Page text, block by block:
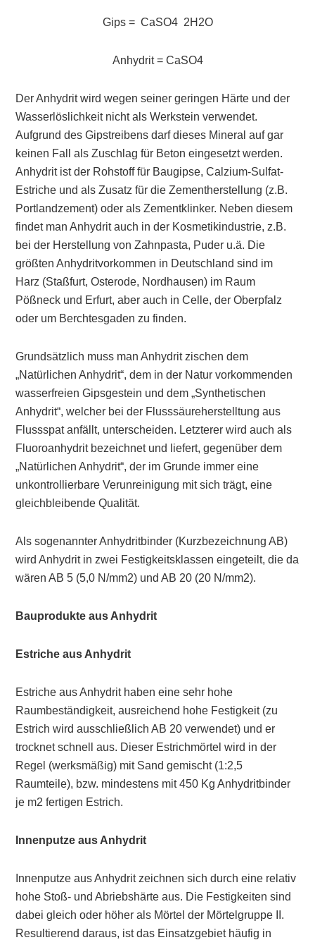
Gips = CaSO42H 2O
Anhydrit = CaSO4
Der Anhydrit wird wegen seiner geringen Härte und der
Wasserlöslichkeit nicht als Werkstein verwendet.
Aufgrund des Gipstreibens darf dieses Mineral auf gar
keinen Fall als Zuschlag für Beton eingesetzt werden.
Anhydrit ist der Rohstoff für Baugipse, Calzium-Sulfat-
Estriche und als Zusatz für die Zementherstellung (z.B.
Portlandzement) oder als Zementklinker. Neben diesem
findet man Anhydrit auch in der Kosmetikindustrie, z.B.
bei der Herstellung von Zahnpasta, Puder u.ä. Die
größten Anhydritvorkommen in Deutschland sind im
Harz (Staßfurt, Osterode, Nordhausen) im Raum
Pößneck und Erfurt, aber auch in Celle, der Oberpfalz
oder um Berchtesgaden zu finden.
Grundsätzlich muss man Anhydrit zischen dem
„Natürlichen Anhydrit“, dem in der Natur vorkommenden
wasserfreien Gipsgestein und dem „Synthetischen
Anhydrit“, welcher bei der Flusssäureherstelltung aus
Flussspat anfällt, unterscheiden. Letzterer wird auch als
Fluoroanhydrit bezeichnet und liefert, gegenüber dem
„Natürlichen Anhydrit“, der im Grunde immer eine
unkontrollierbare Verunreinigung mit sich trägt, eine
gleichbleibende Qualität.
Als sogenannter Anhydritbinder (Kurzbezeichnung AB)
wird Anhydrit in zwei Festigkeitsklassen eingeteilt, die da
wären AB 5 (5,0 N/mm2) und AB 20 (20 N/mm2).
Bauprodukte aus Anhydrit
Estriche aus Anhydrit
Estriche aus Anhydrit haben eine sehr hohe
Raumbeständigkeit, ausreichend hohe Festigkeit (zu
Estrich wird ausschließlich AB 20 verwendet) und er
trocknet schnell aus. Dieser Estrichmörtel wird in der
Regel (werksmäßig) mit Sand gemischt (1:2,5
Raumteile), bzw. mindestens mit 450 Kg Anhydritbinder
je m2 fertigen Estrich.
Innenputze aus Anhydrit
Innenputze aus Anhydrit zeichnen sich durch eine relativ
hohe Stoß- und Abriebshärte aus. Die Festigkeiten sind
dabei gleich oder höher als Mörtel der Mörtelgruppe II.
Resultierend daraus, ist das Einsatzgebiet häufig in